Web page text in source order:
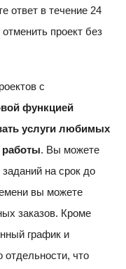
ответ в течение 24
проект без
с
функцией
услуги любимых
. Вы можете
на срок до
вы можете
заказов. Кроме
график и
отдельности, что